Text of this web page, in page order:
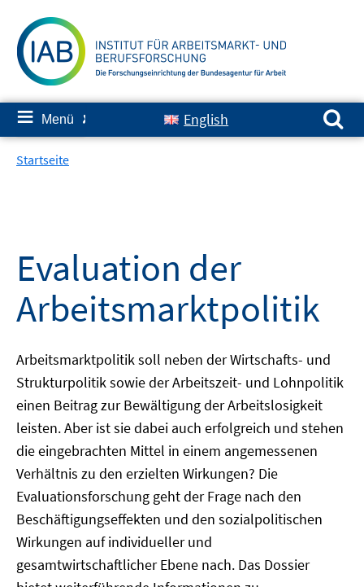
zum
Inhalt
≡ Menü ✘ English
Suchen nach:
Startseite
Evaluation der
Arbeitsmarktpolitik
Arbeitsmarktpolitik soll neben der Wirtschafts- und
Strukturpolitik sowie der Arbeitszeit- und Lohnpolitik
einen Beitrag zur Bewältigung der Arbeitslosigkeit
leisten. Aber ist sie dabei auch erfolgreich und stehen
die eingebrachten Mittel in einem angemessenen
Verhältnis zu den erzielten Wirkungen? Die
Evaluationsforschung geht der Frage nach den
Beschäftigungseffekten und den sozialpolitischen
Wirkungen auf individueller und
gesamtwirtschaftlicher Ebene nach. Das Dossier